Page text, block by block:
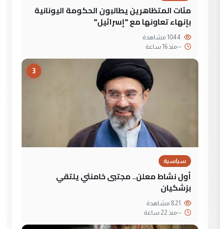
مئات المتظاهرين يطالبون الحكومة اليونانية
بإنهاء تعاونها مع "إسرائيل"
--منذ 16 ساعة
3
سياسية
أول نشاط معلن.. مجتبى خامنئي يلتقي
بزشكيان
--منذ 22 ساعة